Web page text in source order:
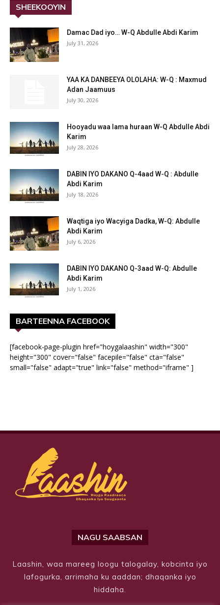
SHEEKOOYIN
Damac Dad iyo… W-Q Abdulle Abdi Karim
July 31, 2026
YAA KA DANBEEYA OLOLAHA: W-Q : Maxmud
Adan Jaamuus
July 30, 2026
Hooyadu waa lama huraan W-Q Abdulle Abdi
Karim
July 28, 2026
DABIN IYO DAKANO Q-4aad W-Q : Abdulle
Abdi Karim
July 18, 2026
Waqtiga iyo Wacyiga Dadka, W-Q: Abdulle
Abdi Karim
July 6, 2026
DABIN IYO DAKANO Q-3aad W-Q: Abdulle
Abdi Karim
July 1, 2026
BARTEENNA FACEBOOK
[facebook-page-plugin href="hoygalaashin" width="300"
height="300" cover="false" facepile="false" cta="false"
small="false" adapt="true" link="false" method="iframe" ]
NAGU SAABSAN
Laashin, waa mareeg loogu talogalay, kobcinta iyo
lafogurka, arrimaha ku aaddan; dhaqanka iyo
hiddaha.